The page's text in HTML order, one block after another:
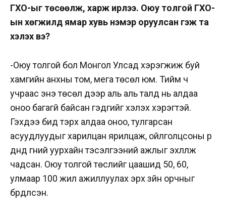
ГХО-ыг төсөөлж, харж ирлээ. Оюу толгой ГХО-
ын хөгжилд ямар хувь нэмэр оруулсан гэж та
хэлэх вэ?
-Оюу толгой бол Монгол Улсад хэрэгжиж буй
хамгийн анхны том, мега төсөл юм. Тийм ч
учраас энэ төсөл дээр аль аль талд нь алдаа
оноо багагүй байсан гэдгийг хэлэх хэрэгтэй.
Гэхдээ бид тэрхүү алдаа оноо, тулгарсан
асуудлуудыг харилцан ярилцаж, ойлголцсоны үр
дүнд гүний уурхайн тэсэлгээний ажлыг эхлүүлж
чадсан. Оюу толгой төслийг цаашид 50, 60,
улмаар 100 жил ажиллуулах эрх зүйн орчныг
бүрдүүлсэн.